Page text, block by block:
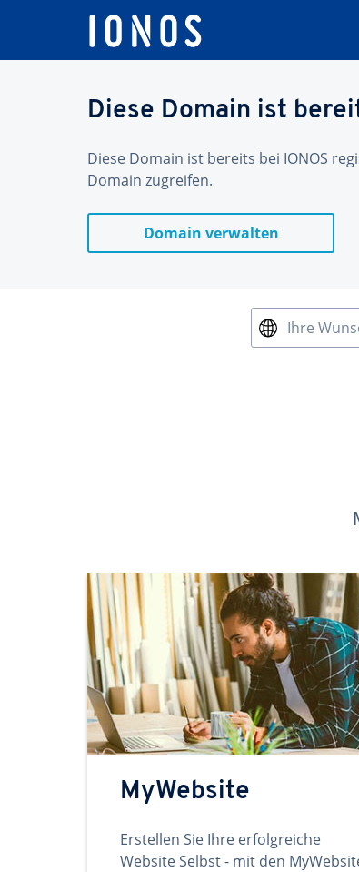
Diese Domain ist
Diese Domain ist bereits bei IONOS
Domain zugreifen.
Domain verwalten
Ihre
MyWebsite
Erstellen Sie Ihre erfolgreiche
Website Selbst - mit den